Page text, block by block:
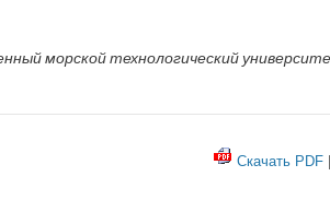
морской технологический
Скачать PDF